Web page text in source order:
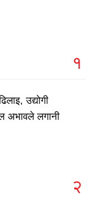
१
उद्योगी
अभावले लगानी
२